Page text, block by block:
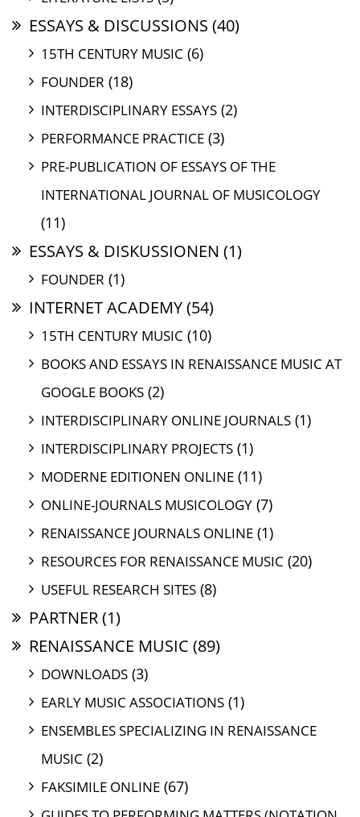
ESSAYS & DISCUSSIONS (40)
15TH CENTURY MUSIC (6)
FOUNDER (18)
INTERDISCIPLINARY ESSAYS (2)
PERFORMANCE PRACTICE (3)
PRE-PUBLICATION OF ESSAYS OF THE
INTERNATIONAL JOURNAL OF MUSICOLOGY
(11)
ESSAYS & DISKUSSIONEN (1)
FOUNDER (1)
INTERNET ACADEMY(54)
15TH CENTURY MUSIC (10)
BOOKS AND ESSAYS IN RENAISSANCE MUSIC AT
GOOGLE BOOKS (2)
INTERDISCIPLINARY ONLINE JOURNALS (1)
INTERDISCIPLINARY PROJECTS (1)
MODERNE EDITIONEN ONLINE (11)
ONLINE-JOURNALS MUSICOLOGY (7)
RENAISSANCE JOURNALS ONLINE (1)
RESOURCES FOR RENAISSANCE MUSIC (20)
USEFUL RESEARCH SITES (8)
PARTNER(1)
RENAISSANCE MUSIC (89)
DOWNLOADS (3)
EARLY MUSIC ASSOCIATIONS (1)
ENSEMBLES SPECIALIZING IN RENAISSANCE
MUSIC (2)
FAKSIMILE ONLINE (67)